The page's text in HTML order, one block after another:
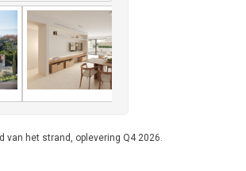
van het strand, oplevering Q4 2026.